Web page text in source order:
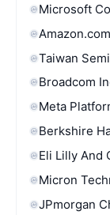
Microsoft
Taiwan
Broadcom
Meta
Berkshire
Eli Lilly And
Micron
JPmorgan